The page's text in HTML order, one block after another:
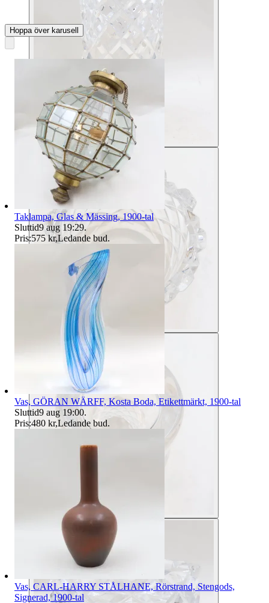
Hoppa över karusell
Taklampa, Glas & Mässing, 1900-tal
Sluttid9 aug 19:29.
Pris:575 kr,Ledande bud.
Vas, GÖRAN WÄRFF, Kosta Boda, Etikettmärkt, 1900-tal
Sluttid9 aug 19:00.
Pris:480 kr,Ledande bud.
Vas, CARL-HARRY STÅLHANE, Rörstrand, Stengods,
Signerad, 1900-tal